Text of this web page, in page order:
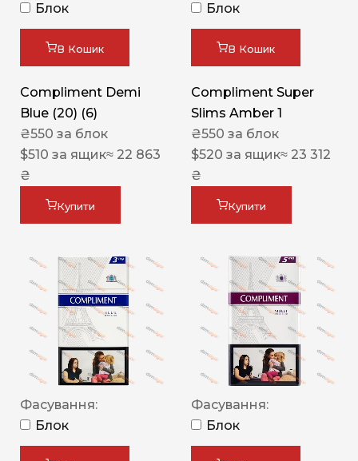
Блок
В Кошик
Compliment Demi
Blue (20) (6)
₴550 за блок
$510 за ящик≈ 22 863
₴
Купити
Блок
В Кошик
Compliment Super
Slims Amber 1
₴550 за блок
$520 за ящик≈ 23 312
₴
Купити
Фасування:
Блок
Фасування:
Блок